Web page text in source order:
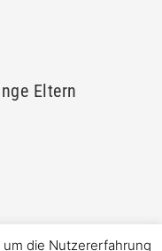
Eltern
die Nutzererfahrung